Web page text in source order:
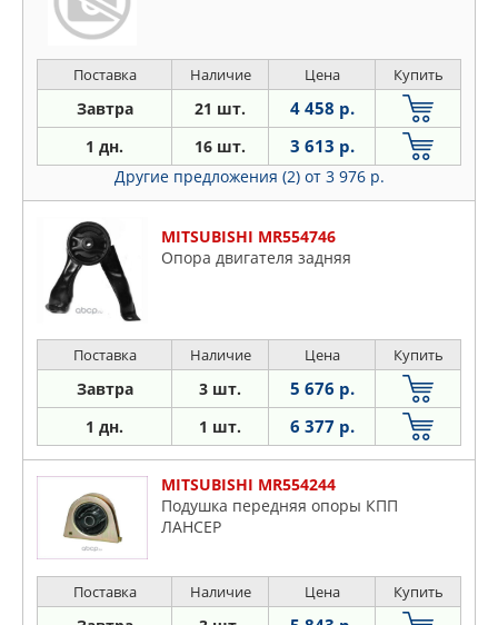
Поставка Наличие Цена Купить
Завтра 21 шт. 4 458 р.
1 дн. 16 шт. 3 613 р.
Другие предложения (2) от 3 976 р.
MITSUBISHI MR554746
Опора двигателя задняя
Поставка Наличие Цена Купить
Завтра 3 шт. 5 676 р.
1 дн. 1 шт. 6 377 р.
MITSUBISHI MR554244
Подушка передняя опоры КПП
ЛАНСЕР
Поставка Наличие Цена Купить